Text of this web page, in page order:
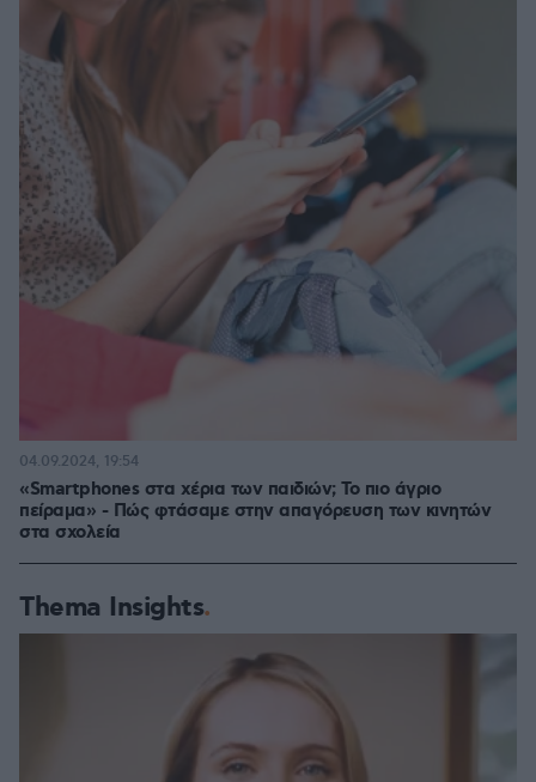
«Smartphones στα χέρια των παιδιών; Το πιο άγριο
πείραμα» - Πώς φτάσαμε στην απαγόρευση των κινητών
στα σχολεία
04.09.2024, 19:54
Thema Insights